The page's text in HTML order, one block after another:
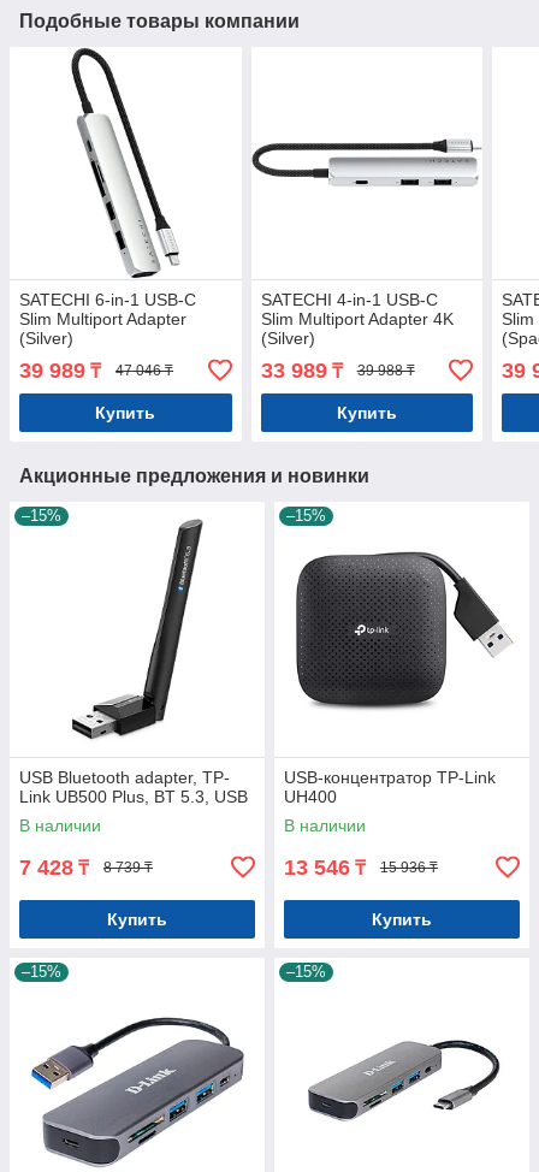
Подобные товары компании
SATECHI 6-in-1 USB-C
Slim Multiport Adapter
(Silver)
39 989 ₸ 47 046 ₸
Купить
SATECHI 4-in-1 USB-C
Slim Multiport Adapter 4K
(Silver)
33 989₸ 39 988 ₸
Купить
Slim
39
Акционные предложения и новинки
–15%
USB Bluetooth adapter, TP-
Link UB500 Plus, BT 5.3, USB
В наличии
7 428 ₸ 8 739 ₸
Купить
–15%
USB-концентратор TP-Link
UH400
В наличии
13 546 ₸ 15 936 ₸
Купить
–15% –15%